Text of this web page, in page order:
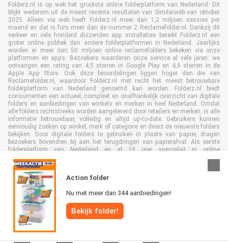
Action folder
Nu met meer dan 344 aanbiedingen!
Bekijk folder!
Folderz.nl is op web het grootste online folderplatform van Nederland. Dit
blijkt wederom uit de meest recente resultaten van Similarweb van oktober
2025. Alleen via web heeft Folderz.nl meer dan 1,2 miljoen sessies per
maand en dat is fors meer dan de nummer 2 Reclamefolder.nl. Dankzij dit
verkeer en vele honderd duizenden app installaties bereikt Folderz.nl een
groter online publiek dan andere folderplatformen in Nederland. Jaarlijks
worden er meer dan 50 miljoen online reclamefolders bekeken via onze
platformen en apps. Bezoekers waarderen onze service al vele jaren: we
ontvangen een rating van 4,5 sterren in Google Play en 4,6 sterren in de
Apple App Store. Ook deze beoordelingen liggen hoger dan die van
Reclamefolder.nl, waardoor Folderz.nl met recht het meest betrouwbare
folderplatform van Nederland genoemd kan worden. Folderz.nl biedt
consumenten een actueel, compleet en onafhankelijk overzicht van digitale
folders en aanbiedingen van winkels en merken in heel Nederland. Omdat
alle folders rechtstreeks worden aangeleverd door retailers en merken, is alle
informatie betrouwbaar, volledig en altijd up-to-date. Gebruikers kunnen
eenvoudig zoeken op winkel, merk of categorie en direct de nieuwste folders
bekijken. Door digitale folders te gebruiken in plaats van papier, dragen
bezoekers bovendien bij aan het terugdringen van papierafval. Als eerste
folderplatform van Nederland en al 19 jaar specialist in online
met retailers en merken. Hierdoor zijn we uitgegroeid tot de toonaangevende
speler in de digitale foldermarkt.
Alle rechten voorbehouden © Folderz.nl 2026 |